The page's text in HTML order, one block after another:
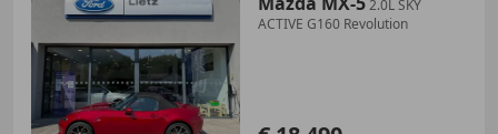
2.0L SKY
ACTIVE G160 Revolution